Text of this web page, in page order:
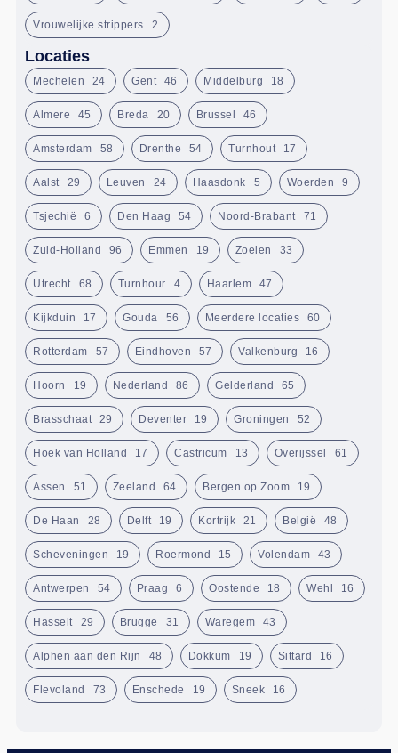
Vrouwelijke strippers 2
Locaties
Mechelen 24 Gent 46 Middelburg 18
Almere 45 Breda 20 Brussel 46
Amsterdam 58 Drenthe 54 Turnhout 17
Aalst 29 Leuven 24 Haasdonk 5 Woerden 9
Tsjechië 6 Den Haag 54 Noord-Brabant 71
Zuid-Holland 96 Emmen 19 Zoelen 33
Utrecht 68 Turnhour 4 Haarlem 47
Kijkduin 17 Gouda 56 Meerdere locaties 60
Rotterdam 57 Eindhoven 57 Valkenburg 16
Hoorn 19 Nederland 86 Gelderland 65
Brasschaat 29 Deventer 19 Groningen 52
Hoek van Holland 17 Castricum 13 Overijssel 61
Assen 51 Zeeland 64 Bergen op Zoom 19
De Haan 28 Delft 19 Kortrijk 21 België 48
Scheveningen 19 Roermond 15 Volendam 43
Antwerpen 54 Praag 6 Oostende 18 Wehl 16
Hasselt 29 Brugge 31 Waregem 43
Alphen aan den Rijn 48 Dokkum 19 Sittard 16
Flevoland 73 Enschede 19 Sneek 16